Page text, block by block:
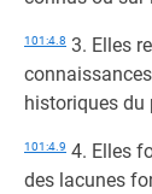
101:4.8 3. Elles
historiques du
101:4.9 4. Elles
des lacunes